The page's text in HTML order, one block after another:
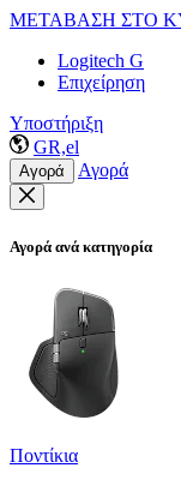
ΜΕΤΑΒΑΣΗ ΣΤΟ
Logitech G
Επιχείρηση
Υποστήριξη
GR,el
Αγορά Αγορά
Αγορά ανά κατηγορία
Ποντίκια